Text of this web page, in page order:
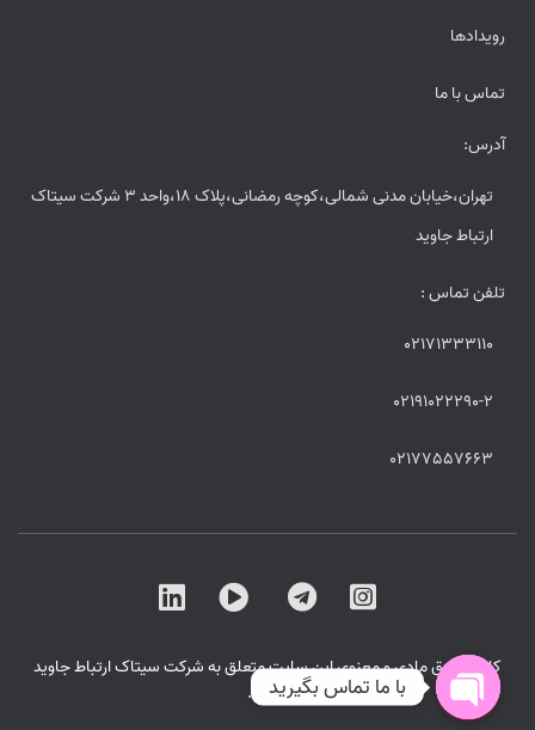
رویدادها
تماس با ما
آدرس:
تهران،خیابان مدنی شمالی،کوچه رمضانی،پلاک 18،واحد 3 شرکت سیتاک
ارتباط جاوید
تلفن تماس :
02171333110
02191022290-2
02177557663
کلیه حقوق مادی و معنوی این سایت متعلق به شرکت سیتاک ارتباط جاوید
است .با ما تماس بگیرید